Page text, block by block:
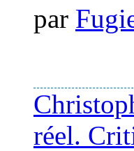
par
réel.